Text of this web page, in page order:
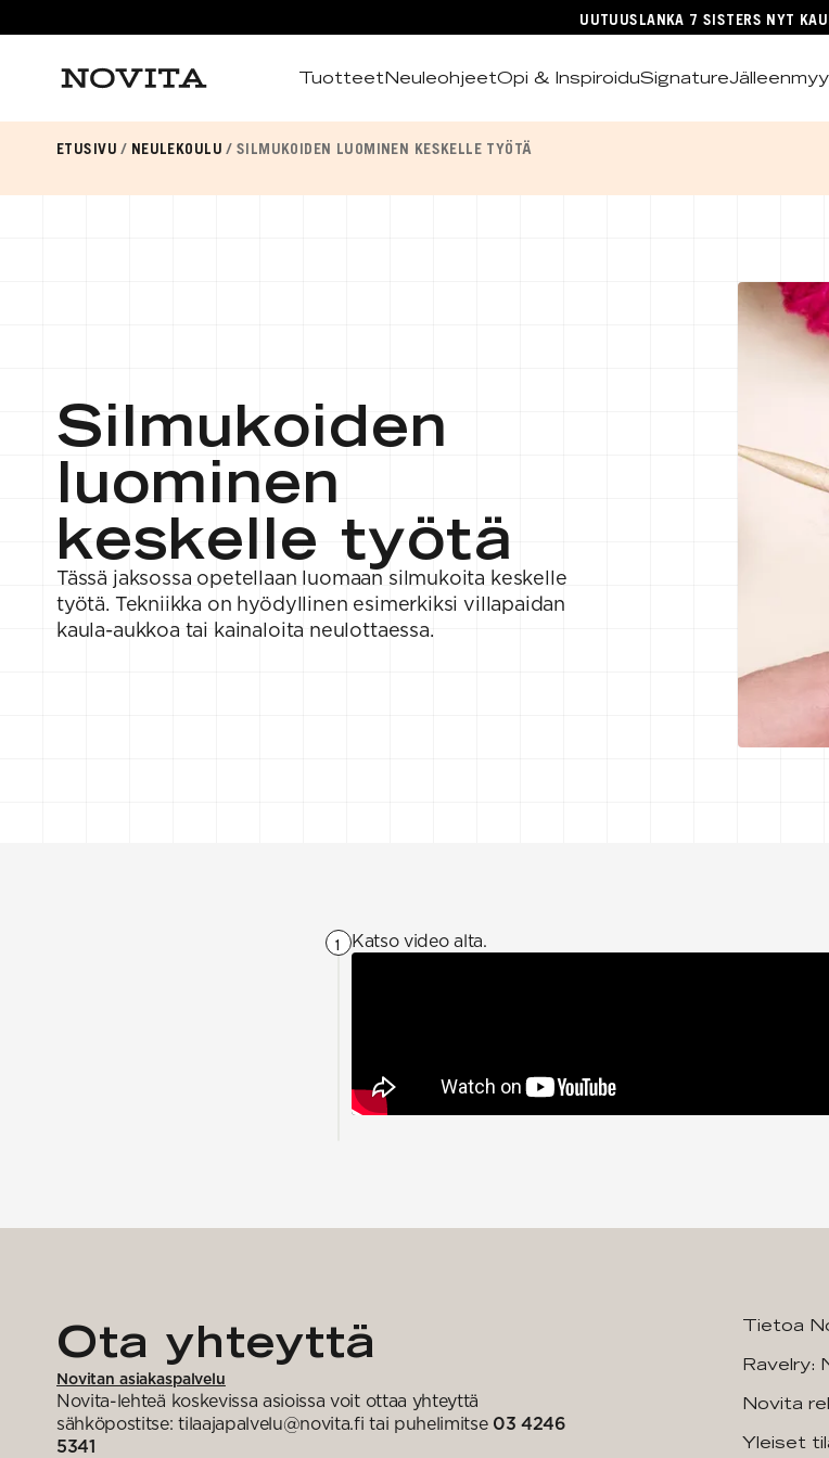
UUTUUSLANKA 7 SISTERS NYT
TuotteetNeuleohjeetOpi & InspiroiduSignature
ETUSIVU NEULEKOULU SILMUKOIDEN LUOMINEN KESKELLE TYÖTÄ
Silmukoiden
luominen
keskelle työtä
Tässä jaksossa opetellaan luomaan silmukoita keskelle
työtä. Tekniikka on hyödyllinen esimerkiksi villapaidan
kaula-aukkoa tai kainaloita neulottaessa.
1 Katso video alta.
Ota yhteyttä
Novitan asiakaspalvelu
Novita-lehteä koskevissa asioissa voit ottaa yhteyttä
sähköpostitse: tilaajapalvelu@novita.fi tai puhelimitse 03 4246
5341
Tietoa
Ravelry:
Novita
Yleiset